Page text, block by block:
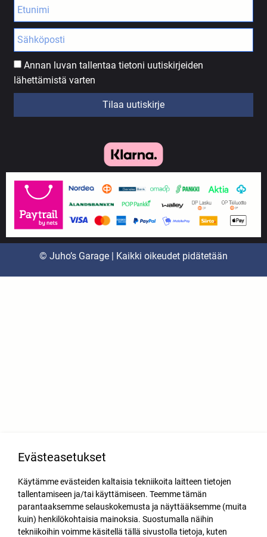
Annan luvan tallentaa tietoni uutiskirjeiden
lähettämistä varten
Tilaa uutiskirje
© Juho’s Garage | Kaikki oikeudet pidätetään
Evästeasetukset
Käytämme evästeiden kaltaisia tekniikoita laitteen tietojen
tallentamiseen ja/tai käyttämiseen. Teemme tämän
parantaaksemme selauskokemusta ja näyttääksemme (muita
kuin) henkilökohtaisia mainoksia. Suostumalla näihin
tekniikoihin voimme käsitellä tällä sivustolla tietoja, kuten